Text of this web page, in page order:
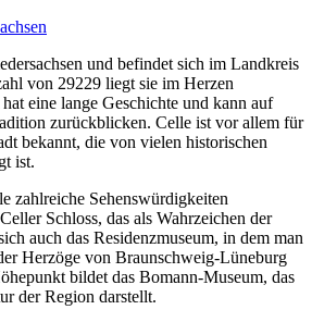
und befindet sich im Landkreis
von 29229 liegt sie im Herzen
eine lange Geschichte und kann auf
zurückblicken. Celle ist vor allem für
bekannt, die von vielen historischen
ist.
zahlreiche Sehenswürdigkeiten
Schloss, das als Wahrzeichen der
auch das Residenzmuseum, in dem man
Herzöge von Braunschweig-Lüneburg
bildet das Bomann-Museum, das
der Region darstellt.